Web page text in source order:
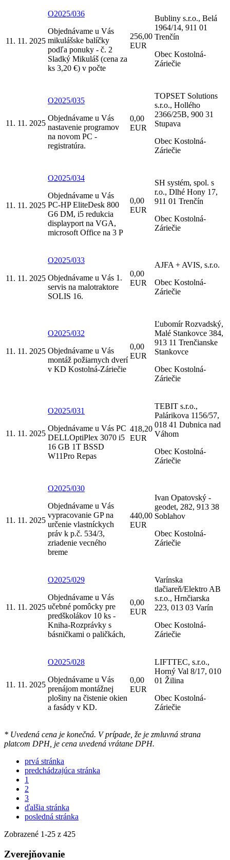
11. 11. 2025
O2025/036
Objednávame u Vás
mikulášske balíčky
podľa ponuky - č. 2
Sladký Mikuláš (cena za
ks 3,20 €) v počte
256,00
EUR
Bubliny s.r.o., Belá
1964/14, 911 01
Trenčín
Obec Kostolná-
Záriečie
11. 11. 2025
O2025/035
Objednávame u Vás
nastavenie programov
na novom PC -
registratúra.
0,00
EUR
TOPSET Solutions
s.r.o., Hollého
2366/25B, 900 31
Stupava
Obec Kostolná-
Záriečie
11. 11. 2025
O2025/034
Objednávame u Vás
PC-HP EliteDesk 800
G6 DM, i5 redukcia
displayport na VGA,
microsoft Office na 3 P
0,00
EUR
SH systém, spol. s
r.o., Dlhé Hony 17,
911 01 Trenčín
Obec Kostolná-
Záriečie
11. 11. 2025
O2025/033
Objednávame u Vás 1.
servis na malotraktore
SOLIS 16.
0,00
EUR
AJFA + AVIS, s.r.o.
Obec Kostolná-
Záriečie
11. 11. 2025
O2025/032
Objednávame u Vás
montáž požiarnych dverí
v KD Kostolná-Záriečie
0,00
EUR
Ľubomír Rozvadský,
Malé Stankovce 384,
913 11 Trenčianske
Stankovce
Obec Kostolná-
Záriečie
11. 11. 2025
O2025/031
Objednávame u Vás PC
DELLOptiPlex 3070 i5
16 GB 1T BSSD
W11Pro Repas
418,20
EUR
TEBIT s.r.o.,
Palárikova 1156/57,
018 41 Dubnica nad
Váhom
Obec Kostolná-
Záriečie
11. 11. 2025
O2025/030
Objednávame u Vás
vypracovanie GP na
určenie vlastníckych
práv k p.č. 534/3,
zriadenie vecného
breme
440,00
EUR
Ivan Opatovský -
geodet, 282, 913 38
Soblahov
Obec Kostolná-
Záriečie
11. 11. 2025
O2025/029
Objednávame u Vás
učebné pomôcky pre
predškolákov 10 ks -
Kniha-Rozprávky s
básničkami o paličkách,
0,00
EUR
Varínska
tlačiareň/Elektro AB
s.r.o., Hrnčiarska
223, 013 03 Varín
Obec Kostolná-
Záriečie
11. 11. 2025
O2025/028
Objednávame u Vás
prenájom montážnej
plošiny na čistenie okien
a fasády v KD.
0,00
EUR
LIFTTEC, s.r.o.,
Horný Val 8/17, 010
01 Žilina
Obec Kostolná-
Záriečie
* Uvedená cena je konečná. V prípade, že je zmluvná strana
platcom DPH, je cena uvedená vrátane DPH.
prvá stránka
predchádzajúca stránka
1
2
3
ďalšia stránka
posledná stránka
Zobrazené 1-25 z 425
Zverejňovanie